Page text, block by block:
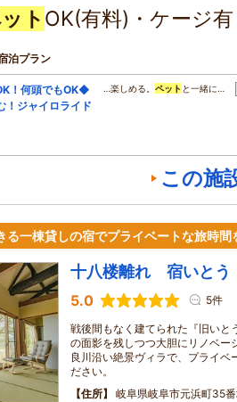
ト OK(有料)・ケージ
泊プラン
！何頭でもOK◆
！ジャイロライド
…楽しめる。 ペット と一緒に…
この施
る一棟貸しの宿でプライベートな旅時間
十八楼離れ 宿いとう
5.0 5件
戦後間もなく建てられた『旧いと
の面影を残しつつ大胆にリノベー
良川沿い絶景ヴィラで、プライベ
ださい。
住所
岐阜県岐阜市元浜町35